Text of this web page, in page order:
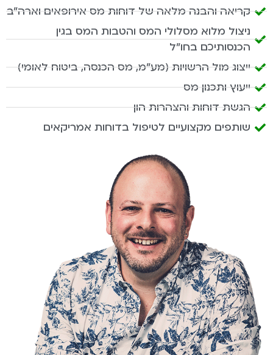
קריאה והבנה מלאה של דוחות מס אירופאים וארה"ב
ניצול מלוא מסלולי המס והטבות המס בגין
הכנסותיכם בחו"ל
ייצוג מול הרשויות (מע"מ, מס הכנסה, ביטוח לאומי)
ייעוץ ותכנון מס
הגשת דוחות והצהרות הון
שותפים מקצועיים לטיפול בדוחות אמריקאים